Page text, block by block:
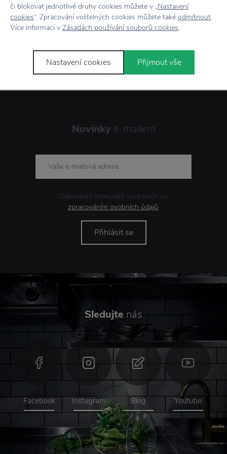
Vrácení zbožído 30 dnů
7500+ produktůna výběr
Showroomve Zlíně
Novinky e-mailem
Odesláním formuláře souhlasím se
zpracováním osobních údajů.
Přihlásit se
Sledujte nás
Facebook Instagram Blog Youtube
či blokovat jednotlivé druhy cookies můžete v „Nastavení
cookies“. Zpracování volitelných cookies můžete také odmítnout.
Více informací v Zásadách používání souborů cookies.
Nastavení cookies Přijmout vše